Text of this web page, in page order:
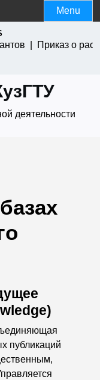
Menu
| Приказ о
деятельности
публикаций